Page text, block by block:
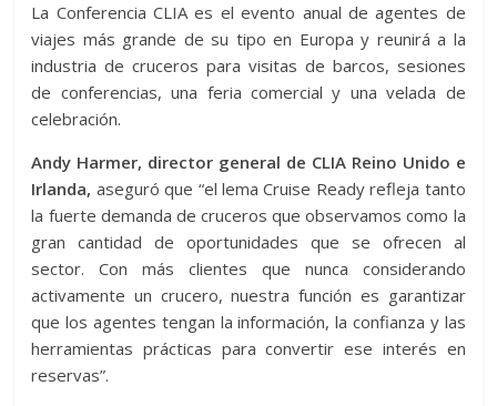
La Conferencia CLIA es el evento anual de agentes de
viajes más grande de su tipo en Europa y reunirá a la
industria de cruceros para visitas de barcos, sesiones
de conferencias, una feria comercial y una velada de
celebración.
Andy Harmer, director general de CLIA Reino Unido e
Irlanda, aseguró que “el lema Cruise Ready refleja tanto
la fuerte demanda de cruceros que observamos como la
gran cantidad de oportunidades que se ofrecen al
sector. Con más clientes que nunca considerando
activamente un crucero, nuestra función es garantizar
que los agentes tengan la información, la confianza y las
herramientas prácticas para convertir ese interés en
reservas”.